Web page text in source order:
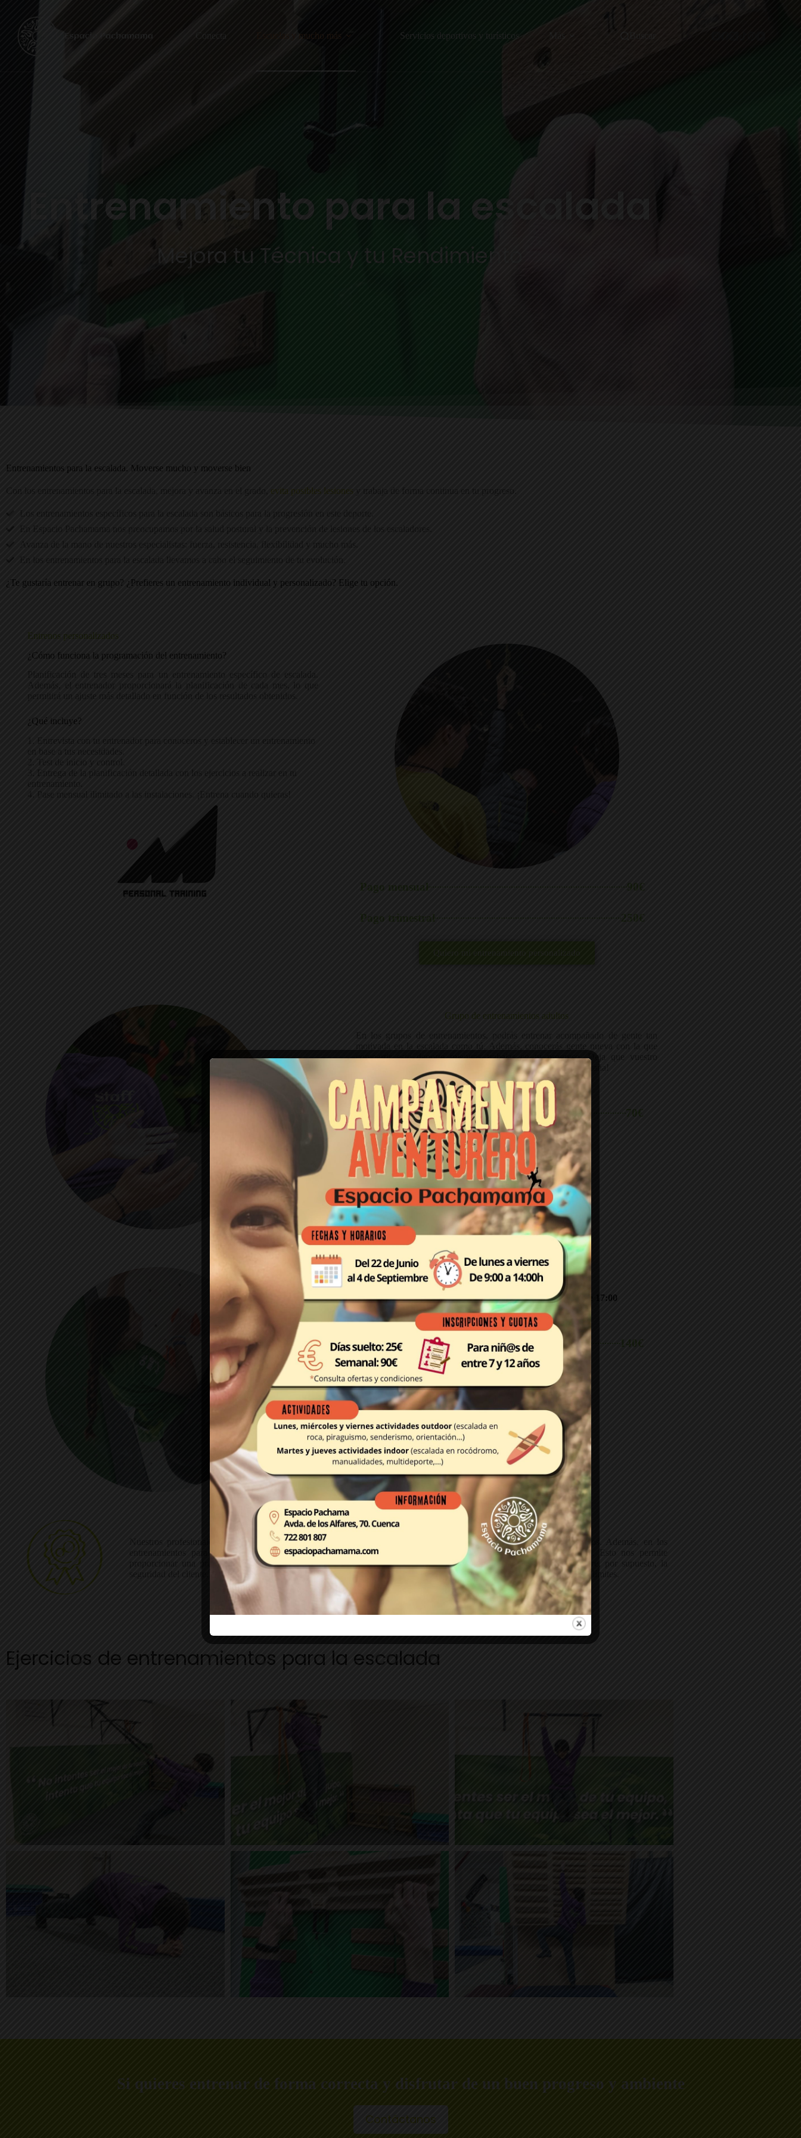
Conecta Escuelas y mucho más Servicios deportivos y turísticos Más
Entrenamiento para la escalada
Mejora tu Técnica y tu Rendimiento
Entrenamientos para la escalada. Moverse mucho y moverse bien
Con los entrenamientos para la escalada, mejora y avanza en el grado, evita posibles lesiones y trabaja de forma continua en tu progreso.
Los entrenamientos específicos para la escalada son básicos para la progresión en este deporte.
En Espacio Pachamama nos preocupamos por la salud postural y la prevención de lesiones de los escaladores.
Avanza de la mano de nuestros especialistas: fuerza, resistencia, flexibilidad y mucho más.
En los entrenamientos para la escalada llevamos a cabo el seguimiento de tu evolución.
¿Te gustaría entrenar en grupo? ¿Prefieres un entrenamiento individual y personalizado? Elige tu opción.
Entrenos personalizados
¿Cómo funciona la programación del entrenamiento?
Planificación de tres meses para un entrenamiento específico de escalada.
Además, el entrenador proporcionará la planificación de cada mes, lo que
permitirá un ajuste más detallado en función de los resultados obtenidos.
¿Qué incluye?
1. Entrevista con tu entrenador para conoceros y establecer un entrenamiento
en base a tus necesidades.
2. Test de inicio y control.
3. Entrega de la planificación detallada con los ejercicios a realizar en tu
entrenamiento.
4. Pase mensual ilimitado a las instalaciones. ¡Entrena cuando quieras!
Pago mensual 90€
Pago trimestral 250€
Quiero mi entrenamiento personalizado
Grupo de entrenamientos adultos
En los grupos de entrenamientos, podrás entrenar acompañado de gente tan
motivada en la escalada como tú. Además, conocerás gente nueva con la que
compartir este deporte mientras trabajas en tu progreso. Deja que vuestro
entrenador haga el resto. Sin duda, ¡una hora y media de pura caña!
Martes y jueves de 20:00h a 21:30h
Pago mensual 70€
Quiero entrenar en grupo
Grupo de entrenamientos juveniles
Lunes a jueves de 17:00h a 19:00h y miércoles de 17:00
Pago mensual 140€
Quiero entrenar en grupo
Nuestros profesionales, con más de una década de experiencia, acercan el mundo de la escalada a todos los públicos. Además, en los
entrenamientos para la escalada, ofrecemos una experiencia exitosa, basada en una metodología amena y cercana. Esto nos permite
proporcionar una propuesta formativa orientada tanto al disfrute del rocódromo como de la roca, garantizando siempre, por supuesto, la
seguridad del cliente. De este modo, te ofrecemos una formación adaptada a todos los niveles, donde tú decides tus propios límites.
Ejercicios de entrenamientos para la escalada
Si quieres entrenar de forma correcta y disfrutar de un buen progreso y ambiente
Contáctanos